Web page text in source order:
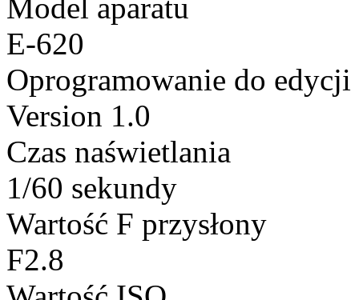
Model aparatu
E-620
Oprogramowanie do edycji
Version 1.0
Czas naświetlania
1/60 sekundy
Wartość F przysłony
F2.8